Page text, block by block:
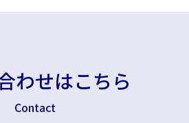
わせはこちら
Contact